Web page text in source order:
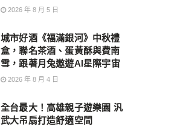
2026 年 8 月 5 日
城市好酒《福滿銀河》中秋禮
盒，聯名茶酒、蛋黃酥與費南
雪，跟著月兔遨遊AI星際宇宙
2026 年 8 月 4 日
全台最大！高雄親子遊樂園 汎
武大吊扇打造舒適空間